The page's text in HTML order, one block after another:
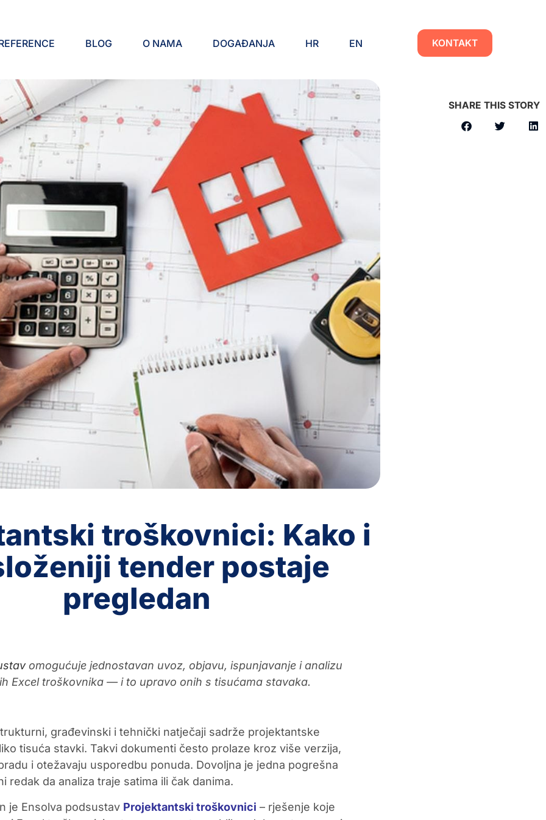
BLOG O NAMA DOGAĐANJA HR EN KONTAKT
troškovnici: Kako i
tender postaje
pregledan
omogućuje jednostavan uvoz, objavu, ispunjavanje i analizu
Excel troškovnika — i to upravo onih s tisućama stavaka.
građevinski i tehnički natječaji sadrže projektantske
tisuća stavki. Takvi dokumenti često prolaze kroz više verzija,
i otežavaju usporedbu ponuda. Dovoljna je jedna pogrešna
redak da analiza traje satima ili čak danima.
je Ensolva podsustav Projektantski troškovnici – rješenje koje